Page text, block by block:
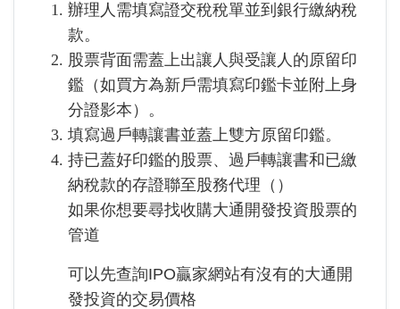
辦理人需填寫證交稅稅單並到銀行繳納稅
款。
股票背面需蓋上出讓人與受讓人的原留印
鑑（如買方為新戶需填寫印鑑卡並附上身
分證影本）。
填寫過戶轉讓書並蓋上雙方原留印鑑。
持已蓋好印鑑的股票、過戶轉讓書和已繳
納稅款的存證聯至股務代理（ ）
如果你想要尋找收購大通開發投資股票的
管道
可以先查詢IPO贏家網站有沒有的大通開
發投資的交易價格